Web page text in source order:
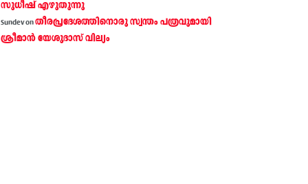
സുധീഷ് എഴുതുന്നു
Sundevonതീരപ്രദേശത്തിനൊരു സ്വന്തം പത്രവുമായി
ശ്രീമാന്‍ യേശുദാസ് വില്യം